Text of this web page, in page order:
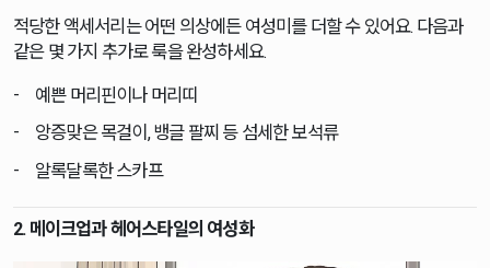
적당한 액세서리는 어떤 의상에든 여성미를 더할 수 있어요. 다음과
같은 몇 가지 추가로 룩을 완성하세요.
예쁜 머리핀이나 머리띠
앙증맞은 목걸이, 뱅글 팔찌 등 섬세한 보석류
알록달록한 스카프
2. 메이크업과 헤어스타일의 여성화